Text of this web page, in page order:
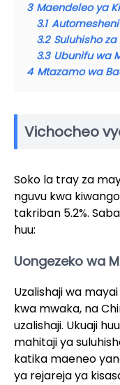
3 Maendeleo ya
3.1
3.2 Suluhisho
3.3 Ubunifu wa
4 Mtazamo wa
Vichocheo
Soko la tray za
nguvu kwa
takriban 5.2%.
huu:
Uongezeko wa
Uzalishaji wa
kwa mwaka, na
uzalishaji. Ukuaji
mahitaji ya
katika maeneo
ya rejareja ya